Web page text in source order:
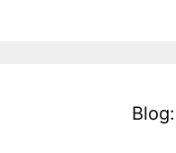
Blog: